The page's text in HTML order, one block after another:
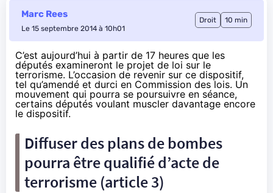
Marc Rees
Le 15 septembre 2014 à 10h01
Droit 10 min
C’est aujourd’hui à partir de 17 heures que les
députés examineront le projet de loi sur le
terrorisme. L’occasion de revenir sur ce dispositif,
tel qu’amendé et durci en Commission des lois. Un
mouvement qui pourra se poursuivre en séance,
certains députés voulant muscler davantage encore
le dispositif.
Diffuser des plans de bombes
pourra être qualifié d’acte de
terrorisme (article 3)